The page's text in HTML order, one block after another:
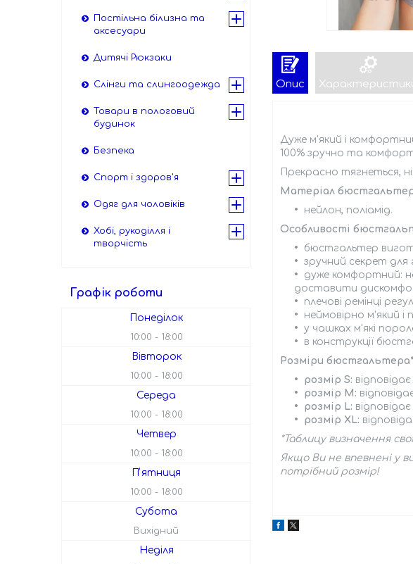
Опис
Дуже м'який і
100% зручно та
Прекрасно тягнеться,
Матеріал
нейлон, поліамід.
Особливості
бюстгальтер
зручний секрет для
дуже комфортний:
доставити
плечові ремінці
неймовірно м'який
у чашках м'які
в конструкції
Розміри
розмір S:
розмір М:
розмір L:
розмір XL:
*Таблицу визначення
Якщо Ви не впевнені у
потрібний розмір!
Постільна білизна та
аксесуари
Дитячі Рюкзаки
Слінги та слингоодежда
Товари в пологовий
будинок
Безпека
Спорт і здоров'я
Одяг для чоловіків
Хобі, рукоділля і
творчість
Графік роботи
Понеділок
10:00 18:00
Вівторок
10:00 18:00
Середа
10:00 18:00
Четвер
10:00 18:00
Пʼятниця
10:00 18:00
Субота
Вихідний
Неділя